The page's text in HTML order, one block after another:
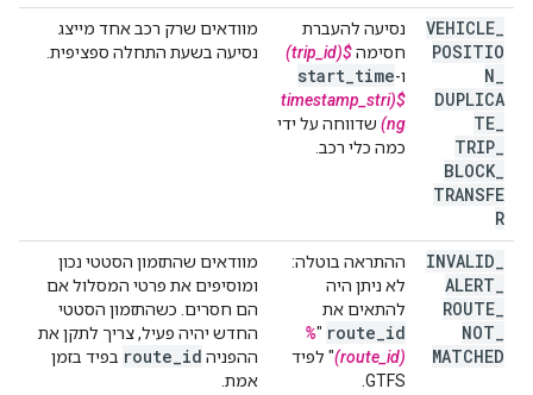
VEHICLE
POSITIO
N
DUPLICA
TE
TRIP
BLOCK
TRANSFE
R
נסיעה להעברת
חסימה$(trip_id)
ו-
start time
$(timestamp_stri
ng) שדווחה על ידי
כמה כלי רכב.
מוודאים שרק רכב אחד מייצג
נסיעה בשעת התחלה ספציפית.
INVALID
ALERT
ROUTE
NOT
MATCHED
ההתראה בוטלה:
לא ניתן היה
להתאים את
route id
"
%
(route_id)
" לפיד
GTFS.
מוודאים שהתזמון הסטטי נכון
ומוסיפים את פרטי המסלול אם
הם חסרים. כשהתזמון הסטטי
החדש יהיה פעיל, צריך לתקן את
ההפניה
route id
בפיד בזמן
אמת.